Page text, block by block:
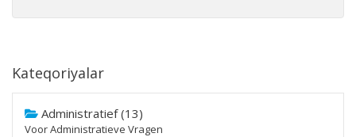
Kateqoriyalar
Administratief (13)
Voor Administratieve Vragen